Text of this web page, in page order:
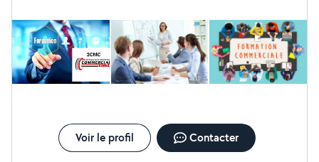
Voir le profil Contacter